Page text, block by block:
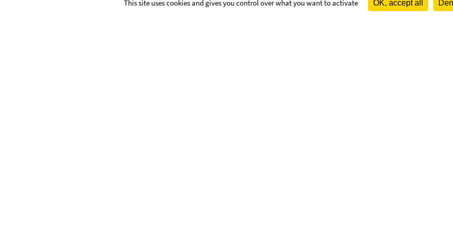
This site uses cookies and gives you control over what you want to activate OK, accept all